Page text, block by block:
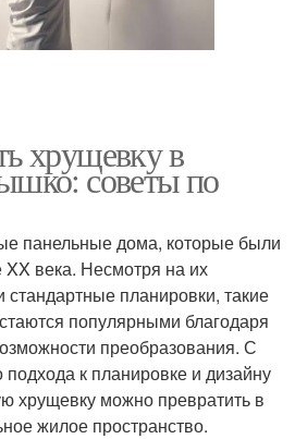
хрущевку в
советы по
панельные дома, которые были
века. Несмотря на их
планировки, такие
популярными благодаря
преобразования. С
к планировке и дизайну
хрущевку можно превратить в
жилое пространство.